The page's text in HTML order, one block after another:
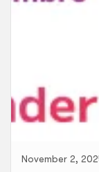
November 2,